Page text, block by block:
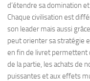
d’étendre sa domination
Chaque civilisation est
son leader mais aussi
peut orienter sa stratégie
en fin de livret permettent
de la partie, les achats de
puissantes et aux effets